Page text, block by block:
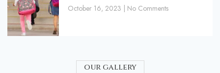
October 16, 2023 No Comments
our gallery